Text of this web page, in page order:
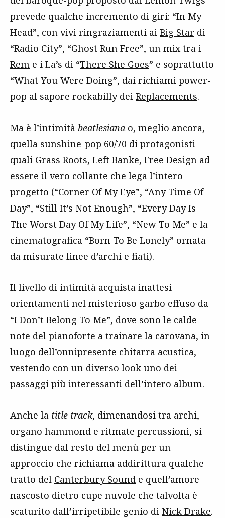
prevede qualche incremento di giri: “In My
Head”, con vivi ringraziamenti ai Big Star di
“Radio City”, “Ghost Run Free”, un mix tra i
Rem e i La’s di “There She Goes” e soprattutto
“What You Were Doing”, dai richiami power-
pop al sapore rockabilly dei Replacements.
Ma è l’intimità beatlesiana o, meglio ancora,
quella sunshine-pop 60/70 di protagonisti
quali Grass Roots, Left Banke, Free Design ad
essere il vero collante che lega l’intero
progetto (“Corner Of My Eye”, “Any Time Of
Day”, “Still It’s Not Enough”, “Every Day Is
The Worst Day Of My Life”, “New To Me” e la
cinematografica “Born To Be Lonely” ornata
da misurate linee d’archi e fiati).
Il livello di intimità acquista inattesi
orientamenti nel misterioso garbo effuso da
“I Don’t Belong To Me”, dove sono le calde
note del pianoforte a trainare la carovana, in
luogo dell’onnipresente chitarra acustica,
vestendo con un diverso look uno dei
passaggi più interessanti dell’intero album.
Anche la title track, dimenandosi tra archi,
organo hammond e ritmate percussioni, si
distingue dal resto del menù per un
approccio che richiama addirittura qualche
tratto del Canterbury Sound e quell’amore
nascosto dietro cupe nuvole che talvolta è
scaturito dall’irripetibile genio di Nick Drake.